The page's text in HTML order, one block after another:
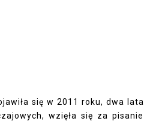
się w 2011 roku, dwa lata
wzięła się za pisanie